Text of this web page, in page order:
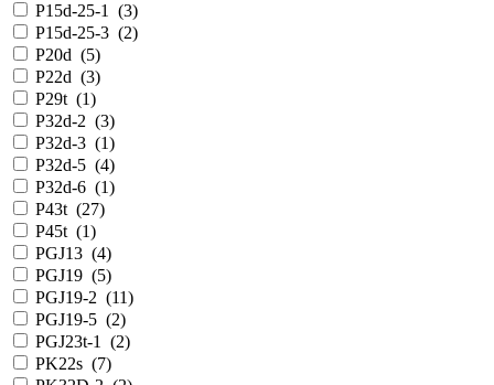
P15d-25-1
(3)
P15d-25-3 (2)
P20d (5)
P22d (3)
P29t (1)
P32d-2 (3)
P32d-3 (1)
P32d-5 (4)
P32d-6 (1)
P43t (27)
P45t (1)
PGJ13 (4)
PGJ19 (5)
PGJ19-2 (11)
PGJ19-5 (2)
PGJ23t-1
(2)
PK22s (7)